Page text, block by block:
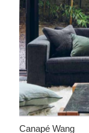
Canapé Wang